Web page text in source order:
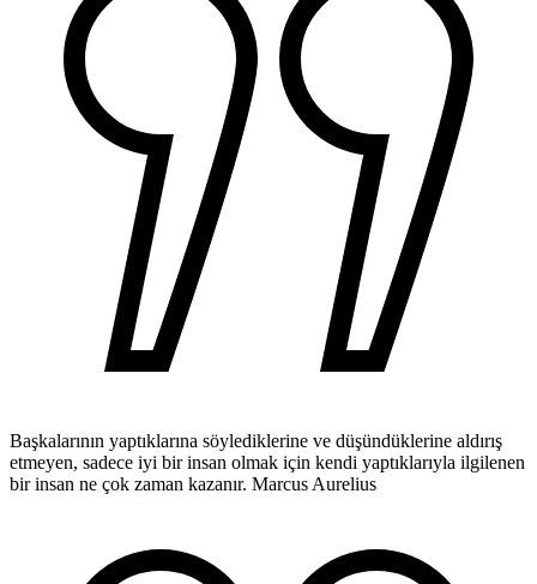
Başkalarının yaptıklarına söylediklerine ve düşündüklerine aldırış
etmeyen, sadece iyi bir insan olmak için kendi yaptıklarıyla ilgilenen
bir insan ne çok zaman kazanır. Marcus Aurelius